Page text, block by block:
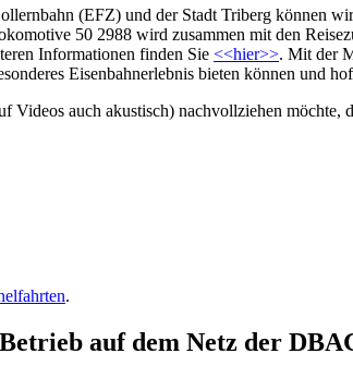
(EFZ) und der Stadt Triberg können
50 2988 wird zusammen mit den
Informationen finden Sie <<hier>>. Mit der
Eisenbahnerlebnis bieten können und
auch akustisch) nachvollziehen möchte,
.
auf dem Netz der